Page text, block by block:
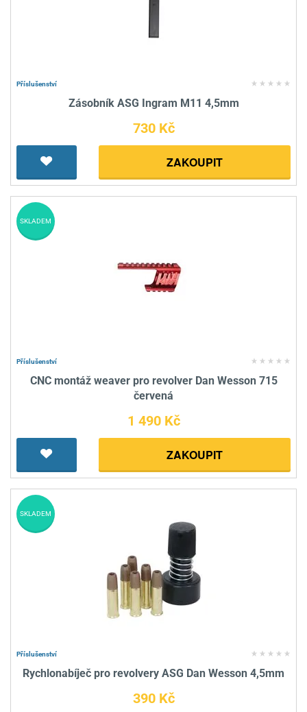
Příslušenství
Zásobník ASG Ingram M11 4,5mm
730 Kč
ZAKOUPIT
Příslušenství
CNC montáž weaver pro revolver Dan Wesson 715
červená
1 490 Kč
ZAKOUPIT
SKLADEM
Příslušenství
Rychlonabíječ pro revolvery ASG Dan Wesson 4,5mm
390 Kč
SKLADEM